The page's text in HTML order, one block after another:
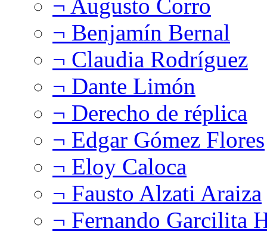
¬ Augusto Corro
¬ Benjamín Bernal
¬ Claudia Rodríguez
¬ Dante Limón
¬ Derecho de réplica
¬ Edgar Gómez Flores
¬ Eloy Caloca
¬ Fausto Alzati Araiza
¬ Fernando Garcilita